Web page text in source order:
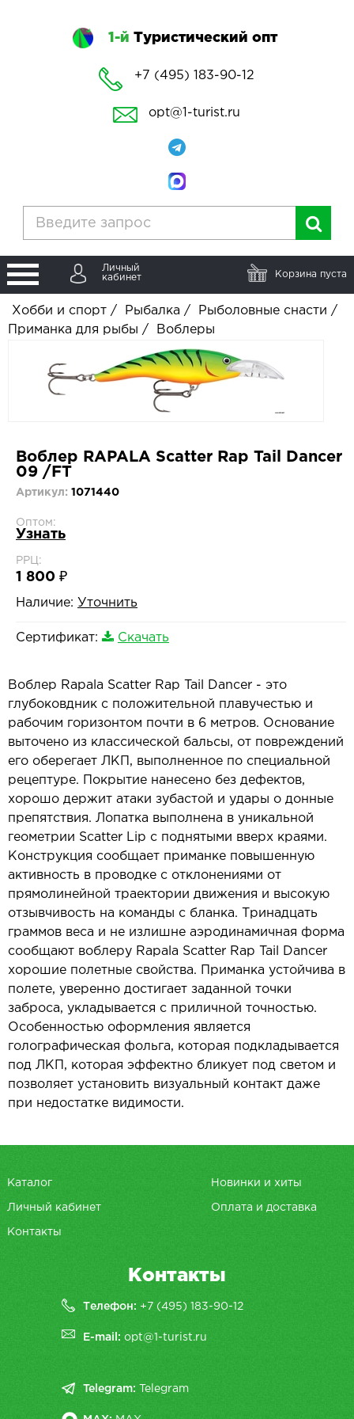
1-й Туристический опт
+7 (495) 183-90-12
opt@1-turist.ru
Личный
кабинет
Корзина пуста
Хобби и спорт / Рыбалка / Рыболовные снасти /
Приманка для рыбы / Воблеры
Воблер RAPALA Scatter Rap Tail Dancer
09 /FT
Артикул: 1071440
Оптом:
Узнать
РРЦ:
1 800 ₽
Наличие: Уточнить
Сертификат: Скачать
Воблер Rapala Scatter Rap Tail Dancer - это
глубоковдник с положительной плавучестью и
рабочим горизонтом почти в 6 метров. Основание
выточено из классической бальсы, от повреждений
его оберегает ЛКП, выполненное по специальной
рецептуре. Покрытие нанесено без дефектов,
хорошо держит атаки зубастой и удары о донные
препятствия. Лопатка выполнена в уникальной
геометрии Scatter Lip с поднятыми вверх краями.
Конструкция сообщает приманке повышенную
активность в проводке с отклонениями от
прямолинейной траектории движения и высокую
отзывчивость на команды с бланка. Тринадцать
граммов веса и не излишне аэродинамичная форма
сообщают воблеру Rapala Scatter Rap Tail Dancer
хорошие полетные свойства. Приманка устойчива в
полете, уверенно достигает заданной точки
заброса, укладывается с приличной точностью.
Особенностью оформления является
голографическая фольга, которая подкладывается
под ЛКП, которая эффектно бликует под светом и
позволяет установить визуальный контакт даже
при недостатке видимости.
Каталог Новинки и хиты
Личный кабинет Оплата и доставка
Контакты
Контакты
Телефон: +7 (495) 183-90-12
E-mail:opt@1-turist.ru
Telegram: Telegram